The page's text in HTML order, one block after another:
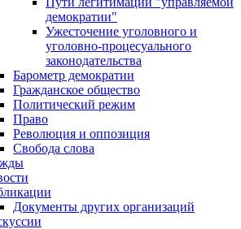
демократии"
Ужесточение уголовного и
уголовно-процесуального
законодательства
Барометр демократии
Гражданское общество
Политический режим
Право
Революция и оппозиция
Свобода слова
Документы других организаций